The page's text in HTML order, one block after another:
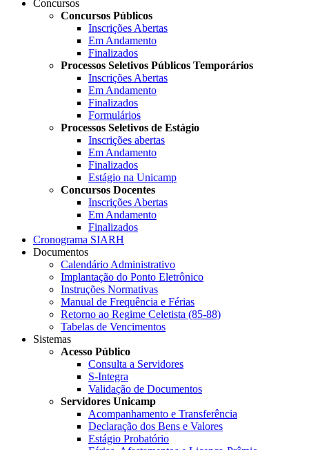
Concursos
Concursos Públicos
Inscrições Abertas
Em Andamento
Finalizados
Processos Seletivos Públicos Temporários
Inscrições Abertas
Em Andamento
Finalizados
Formulários
Processos Seletivos de Estágio
Inscrições abertas
Em Andamento
Finalizados
Estágio na Unicamp
Concursos Docentes
Inscrições Abertas
Em Andamento
Finalizados
Cronograma SIARH
Documentos
Calendário Administrativo
Implantação do Ponto Eletrônico
Instruções Normativas
Manual de Frequência e Férias
Retorno ao Regime Celetista (85-88)
Tabelas de Vencimentos
Sistemas
Acesso Público
Consulta a Servidores
S-Integra
Validação de Documentos
Servidores Unicamp
Acompanhamento e Transferência
Declaração dos Bens e Valores
Estágio Probatório